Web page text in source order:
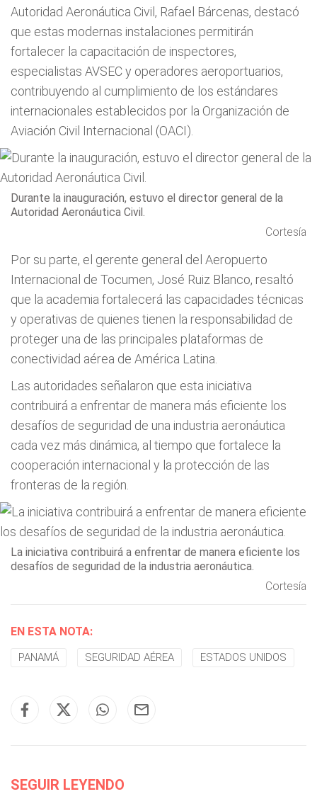
Autoridad Aeronáutica Civil, Rafael Bárcenas, destacó
que estas modernas instalaciones permitirán
fortalecer la capacitación de inspectores,
especialistas AVSEC y operadores aeroportuarios,
contribuyendo al cumplimiento de los estándares
internacionales establecidos por la Organización de
Aviación Civil Internacional (OACI).
Durante la inauguración, estuvo el director general de la
Autoridad Aeronáutica Civil.
Cortesía
Por su parte, el gerente general del Aeropuerto
Internacional de Tocumen, José Ruiz Blanco, resaltó
que la academia fortalecerá las capacidades técnicas
y operativas de quienes tienen la responsabilidad de
proteger una de las principales plataformas de
conectividad aérea de América Latina.
Las autoridades señalaron que esta iniciativa
contribuirá a enfrentar de manera más eficiente los
desafíos de seguridad de una industria aeronáutica
cada vez más dinámica, al tiempo que fortalece la
cooperación internacional y la protección de las
fronteras de la región.
La iniciativa contribuirá a enfrentar de manera eficiente los
desafíos de seguridad de la industria aeronáutica.
Cortesía
EN ESTA NOTA:
PANAMÁ SEGURIDAD AÉREA ESTADOS UNIDOS
SEGUIR LEYENDO